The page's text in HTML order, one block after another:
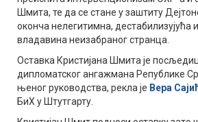
Шмита, те да се стане у заштиту
оконча нелегитимна, дестабилизујућа
владавина неизабраног странца.
Оставка Кристијана Шмита је
дипломатског ангажмана Републике
њеног руководства, рекла је Вера
БиХ у Штутгарту.